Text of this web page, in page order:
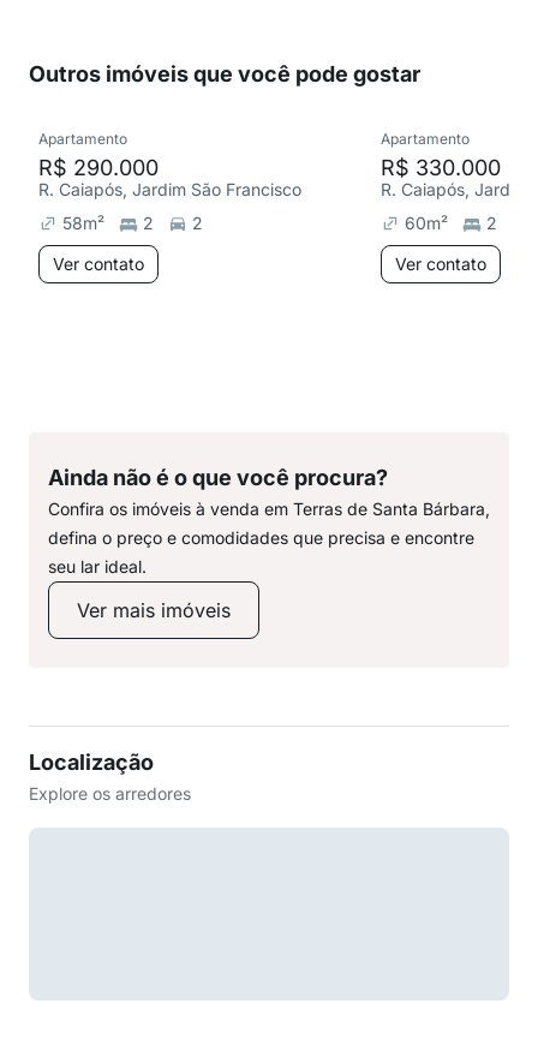
Outros imóveis que você pode gostar
Apartamento
R$ 290.000
R. Caiapós, Jardim São Francisco
58m² 2
2
Ver contato
Apartamento
R$ 330.000
R. Caiapós, Jardim
60m² 2
Ver contato
Ainda não é o que você procura?
Confira os imóveis à venda em Terras de Santa Bárbara,
defina o preço e comodidades que precisa e encontre
seu lar ideal.
Ver mais imóveis
Localização
Explore os arredores